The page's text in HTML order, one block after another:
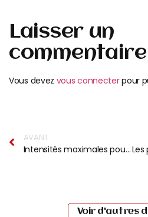
Laisser un
commentaire
Vous devez vous connecterpour
AVANT
Intensités maximales pour les 43es Rencontres Trans Musicales !
Voir d'autres